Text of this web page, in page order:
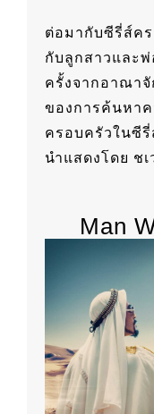
ต่อมากับซีรี่ส์คร
กับลูกสาวและ
ครั้งจากอาณาจั
ของการค้นหา
ครอบครัวในซีรี่
นำแสดงโดย ช
Man